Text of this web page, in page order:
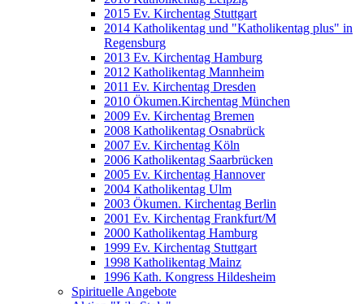
2015 Ev. Kirchentag Stuttgart
2014 Katholikentag und "Katholikentag plus" in
Regensburg
2013 Ev. Kirchentag Hamburg
2012 Katholikentag Mannheim
2011 Ev. Kirchentag Dresden
2010 Ökumen.Kirchentag München
2009 Ev. Kirchentag Bremen
2008 Katholikentag Osnabrück
2007 Ev. Kirchentag Köln
2006 Katholikentag Saarbrücken
2005 Ev. Kirchentag Hannover
2004 Katholikentag Ulm
2003 Ökumen. Kirchentag Berlin
2001 Ev. Kirchentag Frankfurt/M
2000 Katholikentag Hamburg
1999 Ev. Kirchentag Stuttgart
1998 Katholikentag Mainz
1996 Kath. Kongress Hildesheim
Spirituelle Angebote